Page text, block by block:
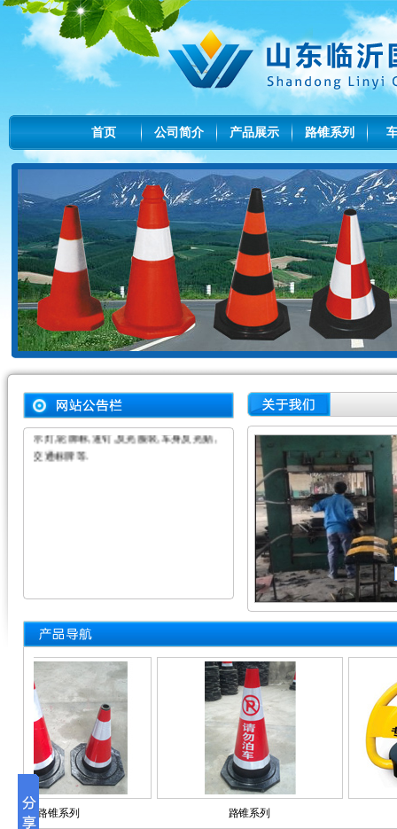
首页 公司简介 产品展示 路锥系列
山东临沂国标交通设施有限公司,电话
锥,车位锁,广角镜,护角,车轮定位器,警示
柱,防撞桶,水马,隔离墩,注水围挡,交通警
示灯,轮廓标,道钉,反光服装,车身反光贴,
交通标牌等.
路锥系列 路锥系列